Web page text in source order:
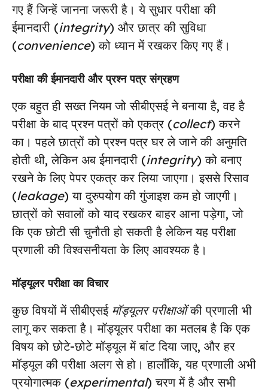
गए हैं जिन्हें जानना जरूरी है। ये सुधार परीक्षा की
ईमानदारी (integrity) और छात्र की सुविधा
(convenience) को ध्यान में रखकर किए गए हैं।
परीक्षा की ईमानदारी और प्रश्न पत्र संग्रहण
एक बहुत ही सख्त नियम जो सीबीएसई ने बनाया है, वह है
परीक्षा के बाद प्रश्न पत्रों को एकत्र (collect) करने
का। पहले छात्रों को प्रश्न पत्र घर ले जाने की अनुमति
होती थी, लेकिन अब ईमानदारी (integrity) को बनाए
रखने के लिए पेपर एकत्र कर लिया जाएगा। इससे रिसाव
(leakage) या दुरुपयोग की गुंजाइश कम हो जाएगी।
छात्रों को सवालों को याद रखकर बाहर आना पड़ेगा, जो
कि एक छोटी सी चुनौती हो सकती है लेकिन यह परीक्षा
प्रणाली की विश्वसनीयता के लिए आवश्यक है।
मॉड्यूलर परीक्षा का विचार
कुछ विषयों में सीबीएसई मॉड्यूलर परीक्षाओंकी प्रणाली भी
लागू कर सकता है। मॉड्यूलर परीक्षा का मतलब है कि एक
विषय को छोटे-छोटे मॉड्यूल में बांट दिया जाए, और हर
मॉड्यूल की परीक्षा अलग से हो। हालाँकि, यह प्रणाली अभी
प्रयोगात्मक (experimental) चरण में है और सभी